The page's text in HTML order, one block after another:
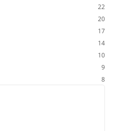
22
20
17
14
10
9
8